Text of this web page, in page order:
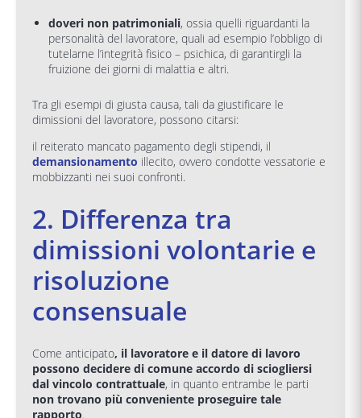
doveri non patrimoniali, ossia quelli riguardanti la
personalità del lavoratore, quali ad esempio l’obbligo di
tutelarne l’integrità fisico – psichica, di garantirgli la
fruizione dei giorni di malattia e altri.
Tra gli esempi di giusta causa, tali da giustificare le
dimissioni del lavoratore, possono citarsi:
il reiterato mancato pagamento degli stipendi, il
demansionamento illecito, ovvero condotte vessatorie e
mobbizzanti nei suoi confronti.
2. Differenza tra
dimissioni volontarie e
risoluzione
consensuale
Come anticipato, il lavoratore e il datore di lavoro
possono decidere di comune accordo di sciogliersi
dal vincolo contrattuale, in quanto entrambe le parti
non trovano più conveniente proseguire tale
rapporto.